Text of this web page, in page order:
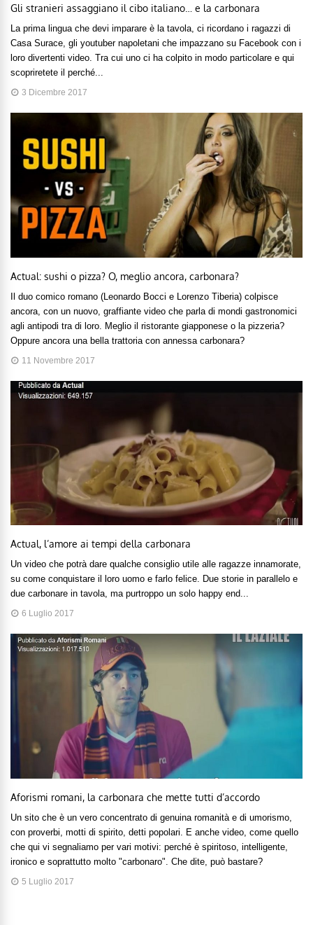
Gli stranieri assaggiano il cibo italiano… e la carbonara
La prima lingua che devi imparare è la tavola, ci ricordano i ragazzi di
Casa Surace, gli youtuber napoletani che impazzano su Facebook con i
loro divertenti video. Tra cui uno ci ha colpito in modo particolare e qui
scopriretete il perché...
3 Dicembre 2017
Actual: sushi o pizza? O, meglio ancora, carbonara?
Il duo comico romano (Leonardo Bocci e Lorenzo Tiberia) colpisce
ancora, con un nuovo, graffiante video che parla di mondi gastronomici
agli antipodi tra di loro. Meglio il ristorante giapponese o la pizzeria?
Oppure ancora una bella trattoria con annessa carbonara?
11 Novembre 2017
Actual, l’amore ai tempi della carbonara
Un video che potrà dare qualche consiglio utile alle ragazze innamorate,
su come conquistare il loro uomo e farlo felice. Due storie in parallelo e
due carbonare in tavola, ma purtroppo un solo happy end...
6 Luglio 2017
Aforismi romani, la carbonara che mette tutti d’accordo
Un sito che è un vero concentrato di genuina romanità e di umorismo,
con proverbi, motti di spirito, detti popolari. E anche video, come quello
che qui vi segnaliamo per vari motivi: perché è spiritoso, intelligente,
ironico e soprattutto molto "carbonaro". Che dite, può bastare?
5 Luglio 2017